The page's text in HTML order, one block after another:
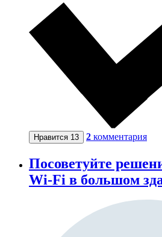
Нравится 13 2 комментария
Посоветуйте
Wi-Fi в большом